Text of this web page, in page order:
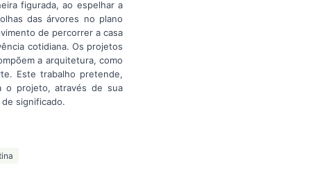
figurada, ao espelhar a
das árvores no plano
de percorrer a casa
cotidiana. Os projetos
a arquitetura, como
Este trabalho pretende,
o projeto, através de sua
significado.